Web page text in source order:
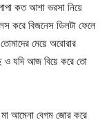
কত আশা ভরসা নিয়ে
করে বিজনেস ডিলটা ফেলে
মেয়ে অরোরার
ও যদি আজ বিয়ে করে তো
আমেনা বেগম জোর করে